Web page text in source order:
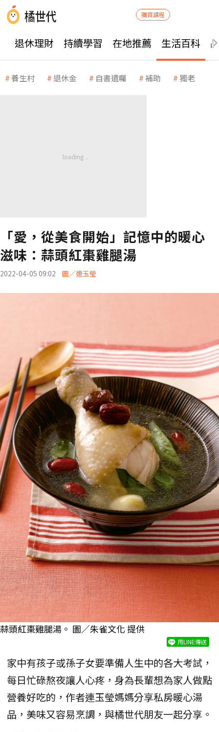
購買課程
退休理財 持續學習 在地推薦 生活百科
養生村 退休金 自書遺囑 補助 獨老
「愛，從美食開始」記憶中的暖心
滋味：蒜頭紅棗雞腿湯
2022-04-05 09:02 圖／連玉瑩
蒜頭紅棗雞腿湯。 圖／朱雀文化 提供
用LINE傳送
家中有孩子或孫子女要準備人生中的各大考試，
每日忙碌熬夜讓人心疼，身為長輩想為家人做點
營養好吃的，作者連玉瑩媽媽分享私房暖心湯
品，美味又容易烹調，與橘世代朋友一起分享。